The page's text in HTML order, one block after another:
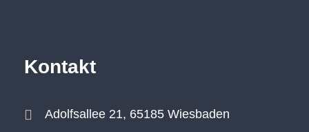
Kontakt
Adolfsallee 21, 65185 Wiesbaden